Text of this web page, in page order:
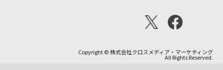
Copyright © 株式会社クロスメディア・マーケティング
All Rights Reserved.